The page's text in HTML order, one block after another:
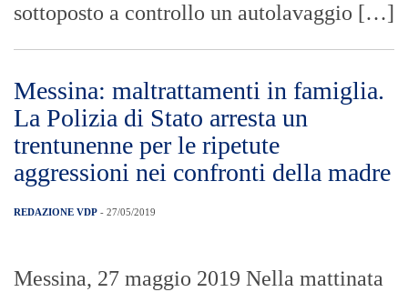
sottoposto a controllo un autolavaggio […]
Messina: maltrattamenti in famiglia.
La Polizia di Stato arresta un
trentunenne per le ripetute
aggressioni nei confronti della madre
REDAZIONE VDP - 27/05/2019
Messina, 27 maggio 2019 Nella mattinata